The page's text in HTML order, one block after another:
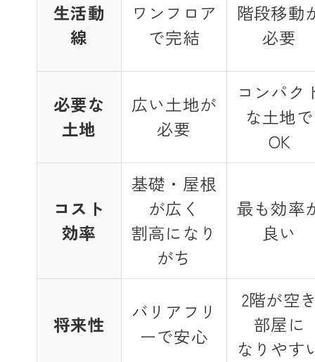
生活動
線
ワンフロア
で完結
階段移動
必要
必要な
土地
広い土地が
必要
コンパク
な土地で
OK
コスト
効率
基礎・屋根
が広く
割高になり
がち
最も効率
良い
将来性
バリアフリ
ーで安心
2階が空
部屋に
なりやす